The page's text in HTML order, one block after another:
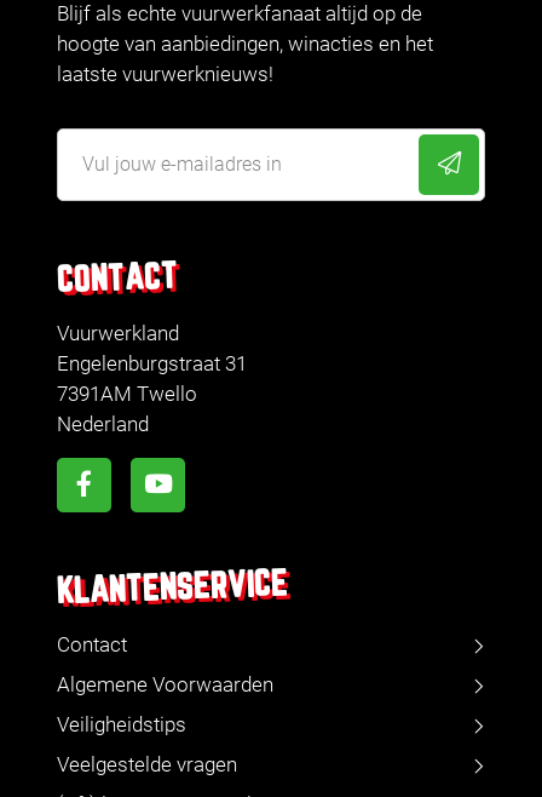
CONTACT
Vuurwerkland
Engelenburgstraat 31
7391AM Twello
Nederland
KLANTENSERVICE
Contact
Algemene Voorwaarden
Veiligheidstips
Veelgestelde vragen
Blijf als echte vuurwerkfanaat altijd op de
hoogte van aanbiedingen, winacties en het
laatste vuurwerknieuws!